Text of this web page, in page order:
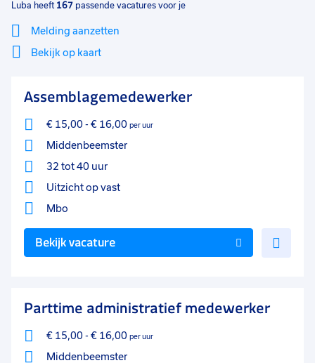
MBO
Soort contract 0
Vast 73
Detacheren 53
Tijdelijk
Leerwerktraject 6
Uren per week
37 - 40+ uur 153
9 - 16 uur
Luba heeft 167 passende vacatures voor je
Melding aanzetten
Bekijk op kaart
Filter
Sluiten
Assemblagemedewerker
€ 15,00- € 16,00 per uur
Middenbeemster
32 tot 40 uur
Uitzicht op vast
Mbo
Bekijk vacature
Parttime administratief medewerker
€ 15,00- € 16,00 per uur
Middenbeemster